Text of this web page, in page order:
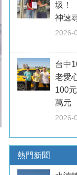
圾！
神速
2026-
台中
老愛
100
萬元
2026-
熱門新聞